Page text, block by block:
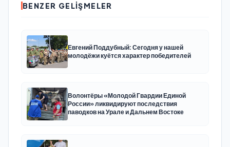
BENZER GELIŞMELER
Евгений Поддубный: Сегодня у нашей
молодёжи куётся характер победителей
Волонтёры «Молодой Гвардии Единой
России» ликвидируют последствия
паводков на Урале и Дальнем Востоке